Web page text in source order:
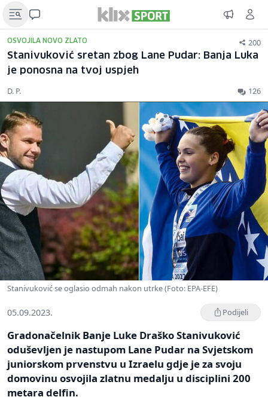
OSVOJILA NOVO ZLATO 200
Stanivuković sretan zbog Lane Pudar: Banja Luka
je ponosna na tvoj uspjeh
D. P. 126
Stanivuković se oglasio odmah nakon utrke (Foto: EPA-EFE)
05.09.2023. Podijeli
Gradonačelnik Banje Luke Draško Stanivuković
oduševljen je nastupom Lane Pudar na Svjetskom
juniorskom prvenstvu u Izraelu gdje je za svoju
domovinu osvojila zlatnu medalju u disciplini 200
metara delfin.